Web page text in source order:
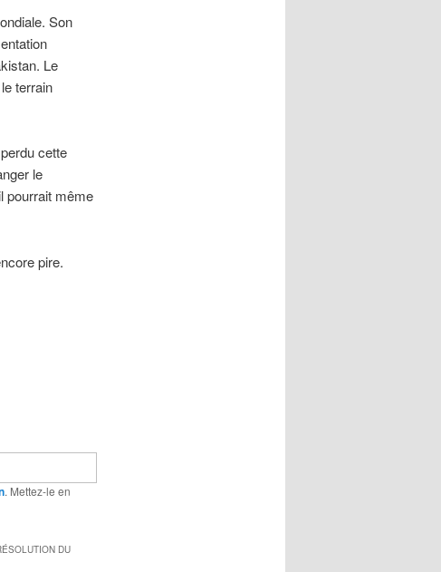
Son
Le
terrain
cette
le
pourrait même
pire.
. Mettez-le en
DU